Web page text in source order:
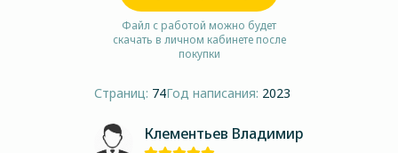
Файл с работой можно будет
скачать в личном кабинете после
покупки
Страниц: 74Год написания: 2023
Клементьев Владимир